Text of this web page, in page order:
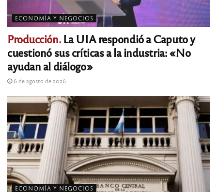
ECONOMÍA Y NEGOCIOS
Producción.La UIA respondió a Caputo y
cuestionó sus críticas a la industria: «No
ayudan al diálogo»
6 de agosto de 2026
ECONOMÍA Y NEGOCIOS